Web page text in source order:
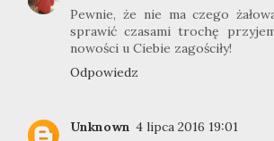
Pewnie, że nie ma czego
sprawić czasami trochę
nowości u Ciebie zagościły!
Odpowiedz
Unknown 4 lipca 2016 19:01